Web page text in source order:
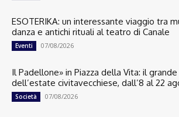
ESOTERIKA: un interessante viaggio tra
danza e antichi rituali al teatro di Canale
Eventi 07/08/2026
Il Padellone» in Piazza della Vita: il grande
dell’estate civitavecchiese, dall’8 al 22
Società 07/08/2026